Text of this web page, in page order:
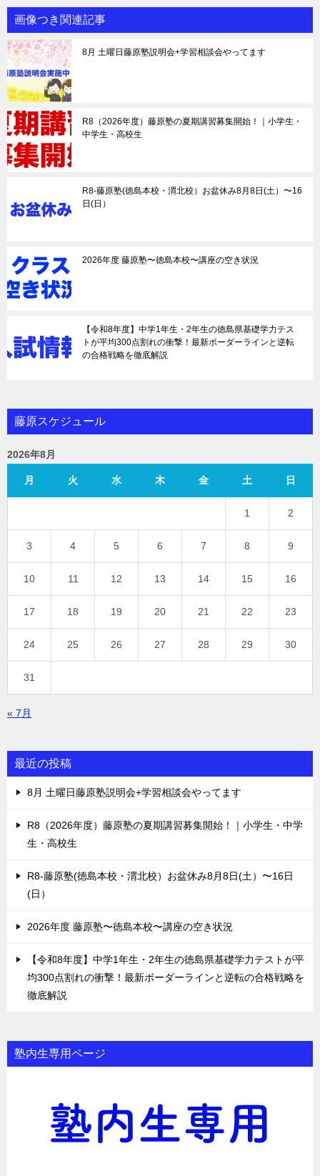
画像つき関連記事
8月 土曜日藤原塾説明会+学習相談会やってます
R8（2026年度）藤原塾の夏期講習募集開始！｜小学生・
中学生・高校生
R8-藤原塾(徳島本校・渭北校）お盆休み8月8日(土）〜16
日(日）
2026年度 藤原塾〜徳島本校〜講座の空き状況
【令和8年度】中学1年生・2年生の徳島県基礎学力テス
トが平均300点割れの衝撃！最新ボーダーラインと逆転
の合格戦略を徹底解説
藤原スケジュール
2026年8月
月 火 水 木 金 土 日
1 2
3 4 5 6 7 8 9
10 11 12 13 14 15 16
17 18 19 20 21 22 23
24 25 26 27 28 29 30
31
« 7月
最近の投稿
8月 土曜日藤原塾説明会+学習相談会やってます
R8（2026年度）藤原塾の夏期講習募集開始！｜小学生・中学
生・高校生
R8-藤原塾(徳島本校・渭北校）お盆休み8月8日(土）〜16日
(日）
2026年度 藤原塾〜徳島本校〜講座の空き状況
【令和8年度】中学1年生・2年生の徳島県基礎学力テストが平
均300点割れの衝撃！最新ボーダーラインと逆転の合格戦略を
徹底解説
塾内生専用ページ